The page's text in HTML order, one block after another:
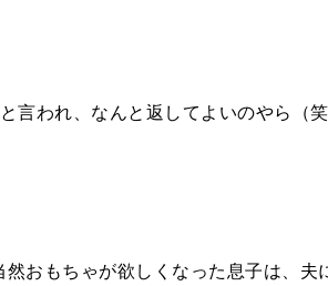
言われ、なんと返してよいのやら（
おもちゃが欲しくなった息子は、夫